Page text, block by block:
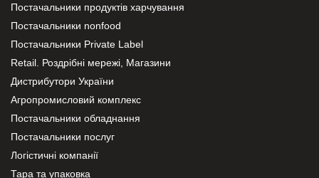
Постачальники продуктів харчування
Постачальники nonfood
Постачальники Private Label
Retail. Роздрібні мережі, Магазини
Дистрибутори України
Агропромисловий комплекс
Постачальники обладнання
Постачальники послуг
Логістичні компанії
Тара та упаковка